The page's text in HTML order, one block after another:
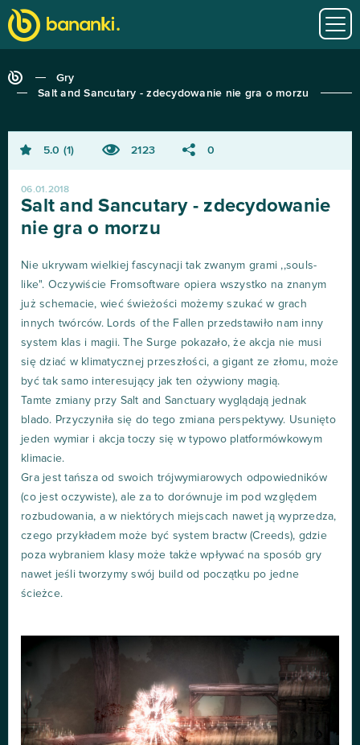
Gry
Salt and Sancutary - zdecydowanie nie gra o morzu
5.0 1 2123 0
06.01.2018
Salt and Sancutary - zdecydowanie
nie gra o morzu
Nie ukrywam wielkiej fascynacji tak zwanym grami ,,souls-
like". Oczywiście Fromsoftware opiera wszystko na znanym
już schemacie, wieć świeżości możemy szukać w grach
innych twórców. Lords of the Fallen przedstawiło nam inny
system klas i magii. The Surge pokazało, że akcja nie musi
się dziać w klimatycznej przeszłości, a gigant ze złomu, może
być tak samo interesujący jak ten ożywiony magią.
Tamte zmiany przy Salt and Sanctuary wyglądają jednak
blado. Przyczyniła się do tego zmiana perspektywy. Usunięto
jeden wymiar i akcja toczy się w typowo platformówkowym
klimacie.
Gra jest tańsza od swoich trójwymiarowych odpowiedników
(co jest oczywiste), ale za to dorównuje im pod względem
rozbudowania, a w niektórych miejscach nawet ją wyprzedza,
czego przykładem może być system bractw (Creeds), gdzie
poza wybraniem klasy może także wpływać na sposób gry
nawet jeśli tworzymy swój build od początku po jedne
ścieżce.